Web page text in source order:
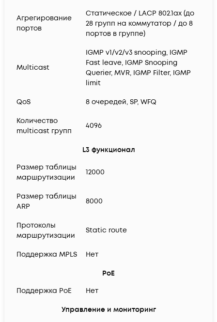
Агрегирование
портов
Статическое / LACP 802.1ax (до
28 групп на коммутатор / до 8
портов в группе)
Multicast
IGMP v1/v2/v3 snooping, IGMP
Fast leave, IGMP Snooping
Querier, MVR, IGMP Filter, IGMP
limit
QoS 8 очередей, SP, WFQ
Количество
multicast групп
4096
L3 функционал
Размер таблицы
маршрутизации
12000
Размер таблицы
ARP
8000
Протоколы
маршрутизации
Static route
Поддержка MPLS Нет
PoE
Поддержка PoE
Нет
Управление и мониторинг